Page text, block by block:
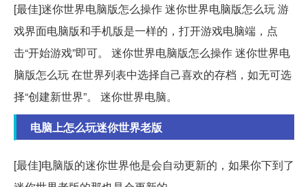
[最佳]迷你世界电脑版怎么操作 迷你世界电脑版怎么玩 游
戏界面电脑版和手机版是一样的，打开游戏电脑端，点
击“开始游戏”即可。 迷你世界电脑版怎么操作 迷你世界电
脑版怎么玩 在世界列表中选择自己喜欢的存档，如无可选
择“创建新世界”。 迷你世界电脑。
电脑上怎么玩迷你世界老版
[最佳]电脑版的迷你世界他是会自动更新的，如果你下到了